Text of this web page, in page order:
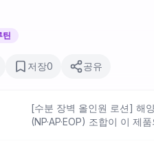
틴
저장0 공유
[수분 장벽 올인원 로션] 해
(NP·AP·EOP) 조합이 이 제